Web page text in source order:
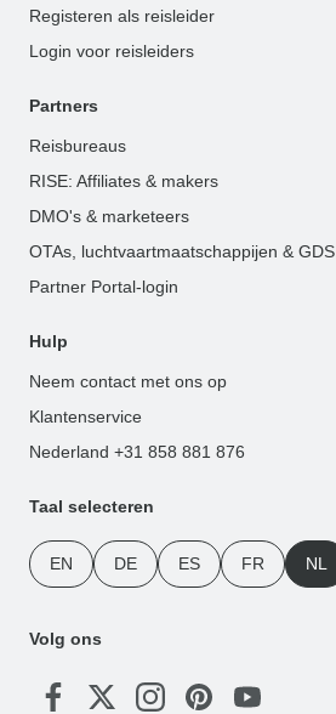
Registeren als reisleider
Login voor reisleiders
Partners
Reisbureaus
RISE: Affiliates & makers
DMO's & marketeers
OTAs, luchtvaartmaatschappijen & GDS
Partner Portal-login
Hulp
Neem contact met ons op
Klantenservice
Nederland +31 858 881 876
Taal selecteren
EN DE ES FR NL
Volg ons